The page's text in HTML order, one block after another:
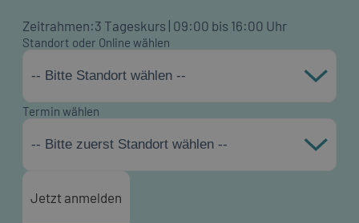
Zeitrahmen:3 Tageskurs | 09:00 bis 16:00 Uhr
Standort oder Online wählen
-- Bitte Standort wählen --
Termin wählen
-- Bitte zuerst Standort wählen --
Jetzt anmelden